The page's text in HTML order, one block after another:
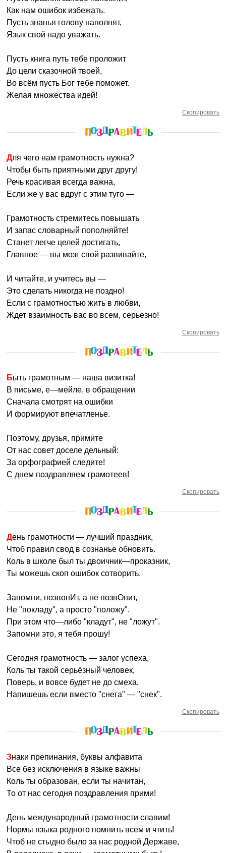
Как нам ошибок избежать.
Пусть знанья голову наполнят,
Язык свой надо уважать.
Пусть книга путь тебе проложит
До цели сказочной твоей,
Во всём пусть Бог тебе поможет.
Желая множества идей!
Скопировать
Для чего нам грамотность нужна?
Чтобы быть приятными друг другу!
Речь красивая всегда важна,
Если же у вас вдруг с этим туго —
Грамотность стремитесь повышать
И запас словарный пополняйте!
Станет легче целей достигать,
Главное — вы мозг свой развивайте,
И читайте, и учитесь вы —
Это сделать никогда не поздно!
Если с грамотностью жить в любви,
Ждет взаимность вас во всем, серьезно!
Скопировать
Быть грамотным — наша визитка!
В письме, е—мейле, в обращении
Сначала смотрят на ошибки
И формируют впечатленье.
Поэтому, друзья, примите
От нас совет доселе дельный:
За орфографией следите!
С днем поздравляем грамотеев!
Скопировать
День грамотности — лучший праздник,
Чтоб правил свод в сознанье обновить.
Коль в школе был ты двоичник—проказник,
Ты можешь скоп ошибок сотворить.
Запомни, позвонИт, а не позвОнит,
Не "покладу", а просто "положу".
При этом что—либо "кладут", не "ложут".
Запомни это, я тебя прошу!
Сегодня грамотность — залог успеха,
Коль ты такой серьёзный человек,
Поверь, и вовсе будет не до смеха,
Напишешь если вместо "снега" — "снек".
Скопировать
Знаки препинания, буквы алфавита
Все без исключения в языке важны
Коль ты образован, если ты начитан,
То от нас сегодня поздравления прими!
День международный грамотности славим!
Нормы языка родного помнить всем и чтить!
Чтоб не стыдно было за нас родной Державе,